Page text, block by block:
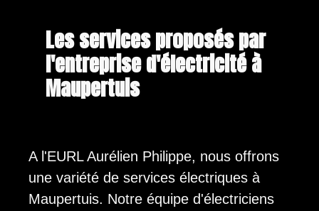
Les services proposés par
l'entreprise d'électricité à
Maupertuis
A l'EURL Aurélien Philippe, nous offrons
une variété de services électriques à
Maupertuis. Notre équipe d'électriciens